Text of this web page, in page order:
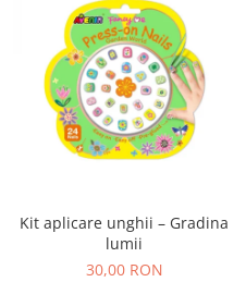
Kit aplicare unghii – Gradina
lumii
30,00 RON